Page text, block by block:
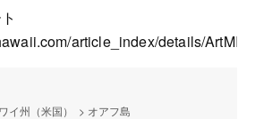
article_index/details/
イ州（米国） > オアフ島